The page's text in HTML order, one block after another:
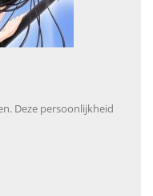
Deze persoonlijkheid